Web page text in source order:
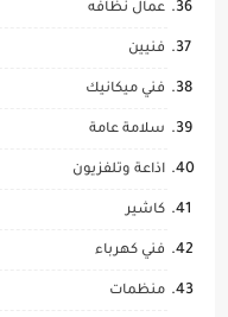
عمال نظافه
فنيين
فني ميكانيك
سلامة عامة
اذاعة وتلفزيون
كاشير
فني كهرباء
منظمات